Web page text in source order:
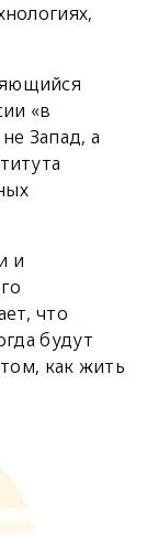
«в
Запад, а
и
что
будут
как жить